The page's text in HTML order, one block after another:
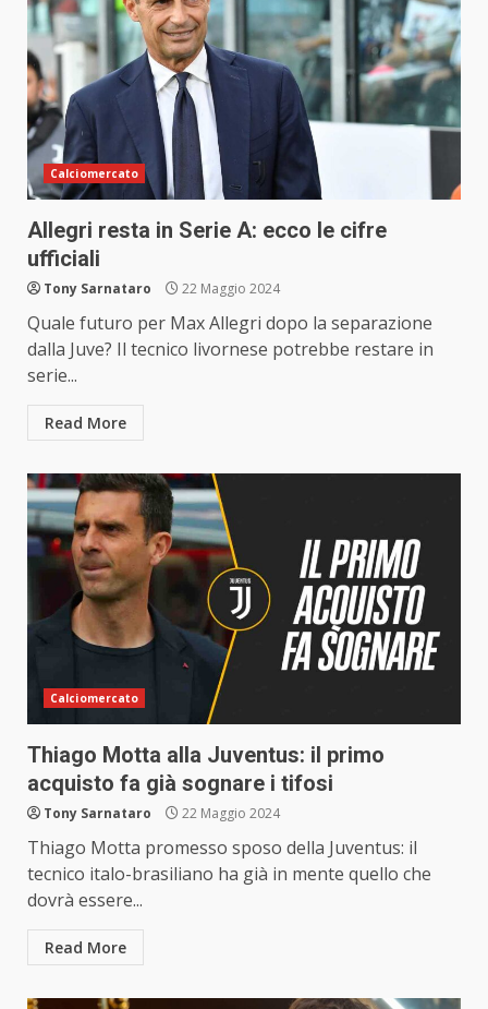
Calciomercato
Allegri resta in Serie A: ecco le cifre
ufficiali
Tony Sarnataro 22 Maggio 2024
Quale futuro per Max Allegri dopo la separazione
dalla Juve? Il tecnico livornese potrebbe restare in
serie...
Read More
Calciomercato
Thiago Motta alla Juventus: il primo
acquisto fa già sognare i tifosi
Tony Sarnataro 22 Maggio 2024
Thiago Motta promesso sposo della Juventus: il
tecnico italo-brasiliano ha già in mente quello che
dovrà essere...
Read More